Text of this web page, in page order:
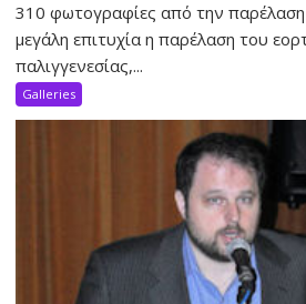
310 φωτογραφίες από την
μεγάλη επιτυχία η παρέλαση του
παλιγγενεσίας,...
Galleries